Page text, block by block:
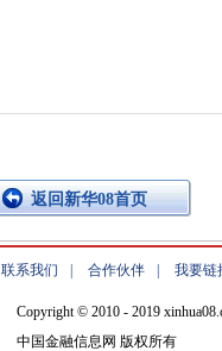
返回新华08首页
联系我们 合作伙伴 我要链
Copyright © 2010 - 2019
中国金融信息网 版权所有